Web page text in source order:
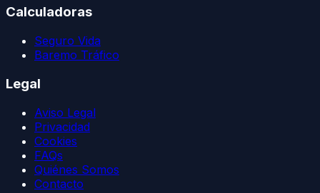
Calculadoras
Seguro Vida
Baremo Tráfico
Legal
Aviso Legal
Privacidad
Cookies
FAQs
Quiénes Somos
Contacto